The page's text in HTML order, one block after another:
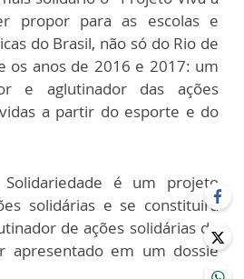
propor para as escolas e
do Brasil, não só do Rio de
os anos de 2016 e 2017: um
e aglutinador das ações
a partir do esporte e do
é um projeto
solidárias e se constituirá
de ações solidárias de
apresentado em um dossiê